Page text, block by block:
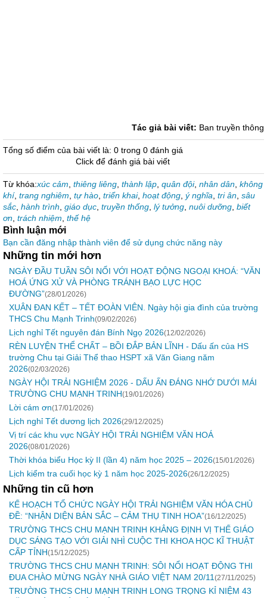
Tác giả bài viết: Ban truyền thông
Tổng số điểm của bài viết là: 0 trong 0 đánh giá
Click để đánh giá bài viết
Từ khóa:xúc cảm thiêng liêng thành lập quân đội, nhân dân không
khí, trang nghiêm tự hào triển khai, hoạt động ý nghĩa tri ân sâu
sắc hành trình giáo dục truyền thống lý tưởng nuôi dưỡng biết
ơn trách nhiệm thế hệ
Bình luận mới
Bạn cần đăng nhập thành viên để sử dụng chức năng này
Những tin mới hơn
NGÀY ĐẦU TUẦN SÔI NỔI VỚI HOẠT ĐỘNG NGOẠI KHOÁ: “VĂN
HOÁ ỨNG XỬ VÀ PHÒNG TRÁNH BẠO LỰC HỌC
ĐƯỜNG”(28/01/2026)
XUÂN ĐAN KẾT – TẾT ĐOÀN VIÊN. Ngày hội gia đình của trường
THCS Chu Mạnh Trinh(09/02/2026)
Lịch nghỉ Tết nguyên đán Bính Ngọ 2026(12/02/2026)
RÈN LUYỆN THỂ CHẤT – BỒI ĐẮP BẢN LĨNH - Dấu ấn của HS
trường Chu tại Giải Thể thao HSPT xã Văn Giang năm
2026(02/03/2026)
NGÀY HỘI TRẢI NGHIỆM 2026 - DẤU ẤN ĐÁNG NHỚ DƯỚI MÁI
TRƯỜNG CHU MẠNH TRINH(19/01/2026)
Lời cám ơn(17/01/2026)
Lịch nghỉ Tết dương lịch 2026(29/12/2025)
Vị trí các khu vực NGÀY HỘI TRẢI NGHIỆM VĂN HOÁ
2026(08/01/2026)
Thời khóa biểu Học kỳ II (lần 4) năm học 2025 – 2026(15/01/2026)
Lịch kiểm tra cuối học kỳ 1 năm học 2025-2026(26/12/2025)
Những tin cũ hơn
KẾ HOẠCH TỔ CHỨC NGÀY HỘI TRẢI NGHIỆM VĂN HÓA CHỦ
ĐỀ: “NHẬN DIỆN BẢN SẮC – CẢM THỤ TINH HOA”(16/12/2025)
TRƯỜNG THCS CHU MẠNH TRINH KHẲNG ĐỊNH VỊ THẾ GIÁO
DỤC SÁNG TẠO VỚI GIẢI NHÌ CUỘC THI KHOA HỌC KĨ THUẬT
CẤP TỈNH(15/12/2025)
TRƯỜNG THCS CHU MẠNH TRINH: SÔI NỔI HOẠT ĐỘNG THI
ĐUA CHÀO MỪNG NGÀY NHÀ GIÁO VIỆT NAM 20/11 (27/11/2025)
TRƯỜNG THCS CHU MẠNH TRINH LONG TRỌNG KỈ NIỆM 43